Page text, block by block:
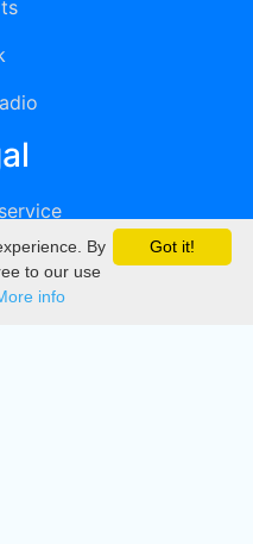
Got it!
By
to our use
info